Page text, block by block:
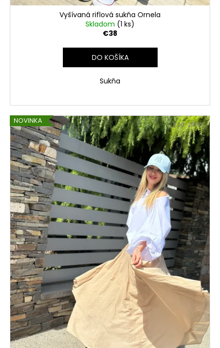
Vyšívaná riflová sukňa Ornela
Skladom (1 ks)
€38
DO KOŠÍKA
Sukňa
NOVINKA Kód:25159